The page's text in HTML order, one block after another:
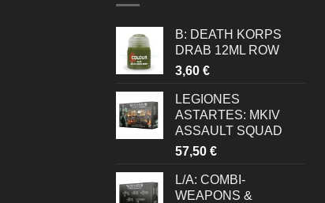
B: DEATH KORPS
DRAB 12ML ROW
3,60 €
LEGIONES
ASTARTES: MKIV
ASSAULT SQUAD
57,50 €
L/A: COMBI-
WEAPONS &